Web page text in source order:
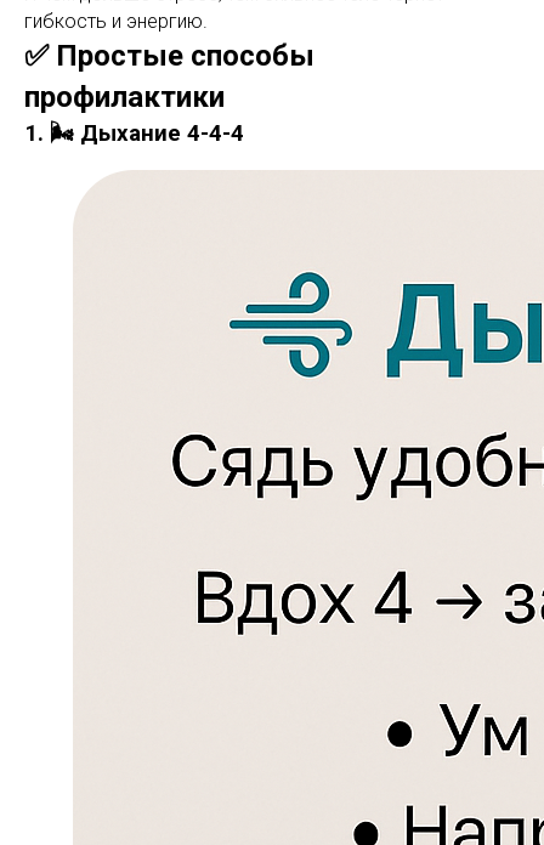
гибкость и энергию.
✅ Простые способы
профилактики
1. 🌬 Дыхание 4-4-4